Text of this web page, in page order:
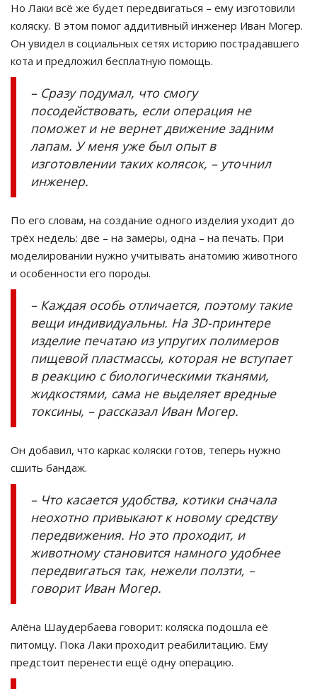
Но Лаки всё же будет передвигаться – ему изготовили
коляску. В этом помог аддитивный инженер Иван Могер.
Он увидел в социальных сетях историю пострадавшего
кота и предложил бесплатную помощь.
– Сразу подумал, что смогу
посодействовать, если операция не
поможет и не вернет движение задним
лапам. У меня уже был опыт в
изготовлении таких колясок, – уточнил
инженер.
По его словам, на создание одного изделия уходит до
трёх недель: две – на замеры, одна – на печать. При
моделировании нужно учитывать анатомию животного
и особенности его породы.
– Каждая особь отличается, поэтому такие
вещи индивидуальны. На 3D-принтере
изделие печатаю из упругих полимеров
пищевой пластмассы, которая не вступает
в реакцию с биологическими тканями,
жидкостями, сама не выделяет вредные
токсины, – рассказал Иван Могер.
Он добавил, что каркас коляски готов, теперь нужно
сшить бандаж.
– Что касается удобства, котики сначала
неохотно привыкают к новому средству
передвижения. Но это проходит, и
животному становится намного удобнее
передвигаться так, нежели ползти, –
говорит Иван Могер.
Алёна Шаудербаева говорит: коляска подошла её
питомцу. Пока Лаки проходит реабилитацию. Ему
предстоит перенести ещё одну операцию.